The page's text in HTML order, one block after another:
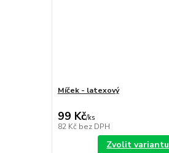
Míček - latexový
99 Kč/ks
82 Kč bez DPH
Zvolit variantu